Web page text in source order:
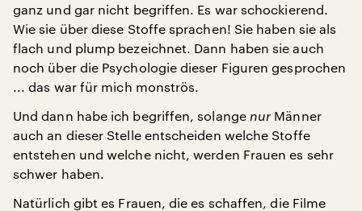
ganz und gar nicht begriffen. Es war schockierend.
Wie sie über diese Stoffe sprachen! Sie haben sie als
flach und plump bezeichnet. Dann haben sie auch
noch über die Psychologie dieser Figuren gesprochen
... das war für mich monströs.
Und dann habe ich begriffen, solange nur Männer
auch an dieser Stelle entscheiden welche Stoffe
entstehen und welche nicht, werden Frauen es sehr
schwer haben.
Natürlich gibt es Frauen, die es schaffen, die Filme